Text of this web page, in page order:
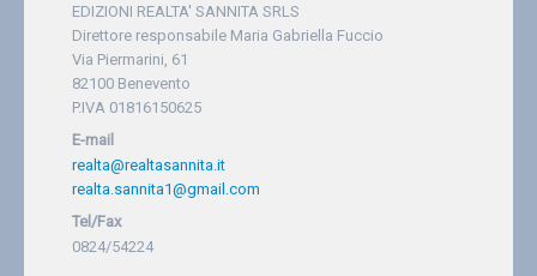
EDIZIONI REALTA' SANNITA SRLS
Direttore responsabile Maria Gabriella Fuccio
Via Piermarini, 61
82100 Benevento
P.IVA 01816150625
E-mail
realta@realtasannita.it
realta.sannita1@gmail.com
Tel/Fax
0824/54224